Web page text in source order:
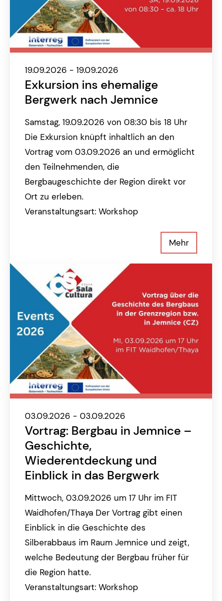
19.09.2026 - 19.09.2026
Exkursion ins ehemalige
Bergwerk nach Jemnice
Samstag, 19.09.2026 von 08:30 bis 18 Uhr
Die Exkursion knüpft inhaltlich an den
Vortrag vom 03.09.2026 an und ermöglicht
den Teilnehmenden, die
Bergbaugeschichte der Region direkt vor
Ort zu erleben.
Veranstaltungsart: Workshop
Mehr
03.09.2026 - 03.09.2026
Vortrag: Bergbau in Jemnice –
Geschichte,
Wiederentdeckung und
Einblick in das Bergwerk
Mittwoch, 03.09.2026 um 17 Uhr im FIT
Waidhofen/Thaya Der Vortrag gibt einen
Einblick in die Geschichte des
Silberabbaus im Raum Jemnice und zeigt,
welche Bedeutung der Bergbau früher für
die Region hatte.
Veranstaltungsart: Workshop